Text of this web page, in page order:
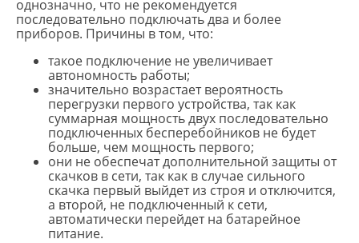
однозначно, что не рекомендуется
последовательно подключать два и более
приборов. Причины в том, что:
такое подключение не увеличивает
автономность работы;
значительно возрастает вероятность
перегрузки первого устройства, так как
суммарная мощность двух последовательно
подключенных бесперебойников не будет
больше, чем мощность первого;
они не обеспечат дополнительной защиты от
скачков в сети, так как в случае сильного
скачка первый выйдет из строя и отключится,
а второй, не подключенный к сети,
автоматически перейдет на батарейное
питание.